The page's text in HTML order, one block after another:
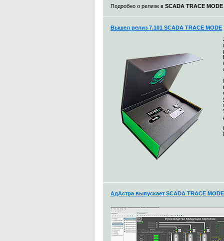
Подробно о релизе в SCADA TRACE MODE
Вышел релиз 7.101 SCADA TRACE MODE
АдАстра выпускает SCADA TRACE